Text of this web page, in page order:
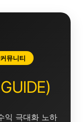
뮤니티
익 극대화 노하